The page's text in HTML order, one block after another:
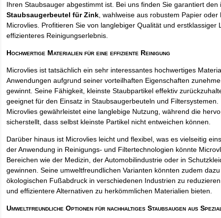
Ihren Staubsauger abgestimmt ist. Bei uns finden Sie garantiert den
Staubsaugerbeutel für Zink, wahlweise aus robustem Papier oder
Microvlies. Profitieren Sie von langlebiger Qualität und erstklassiger
effizienteres Reinigungserlebnis.
Hochwertige Materialien für eine effiziente Reinigung
Microvlies ist tatsächlich ein sehr interessantes hochwertiges
Anwendungen aufgrund seiner vorteilhaften Eigenschaften
gewinnt. Seine Fähigkeit, kleinste Staubpartikel effektiv
geeignet für den Einsatz in Staubsaugerbeuteln und
Microvlies gewährleistet eine langlebige Nutzung, während die
sicherstellt, dass selbst kleinste Partikel nicht entweichen können.
Darüber hinaus ist Microvlies leicht und flexibel, was es vielseitig
der Anwendung in Reinigungs- und Filtertechnologien könnte
Bereichen wie der Medizin, der Automobilindustrie oder in
gewinnen. Seine umweltfreundlichen Varianten könnten zudem
ökologischen Fußabdruck in verschiedenen Industrien zu
und effizientere Alternativen zu herkömmlichen Materialien bieten.
Umweltfreundliche Optionen für nachhaltiges Staubsaugen aus